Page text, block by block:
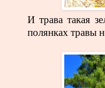
И трава такая
полянках травы